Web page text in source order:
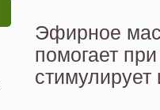
Эфирное
помогает
стимулирует